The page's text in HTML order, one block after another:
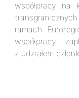
współpracy
ramach
współpracy i
z udziałem